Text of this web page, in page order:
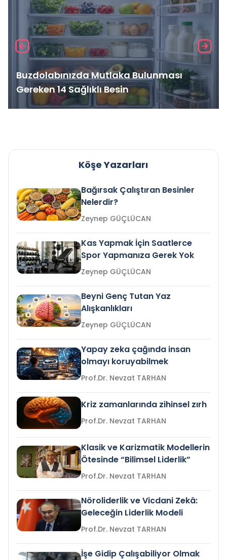
Buzdolabınızda Mutlaka Bulunması
Gereken 14 Sağlıklı Besin
Köşe Yazarları
Bağırsak Çalıştıran Besinler
Nelerdir?
Zeynep GÜÇLÜCAN
Kas Yapmak İçin Saatlerce
Spor Yapmanıza Gerek Yok
Zeynep GÜÇLÜCAN
Beyni Genç Tutan Yaz
Alışkanlıkları
Zeynep GÜÇLÜCAN
Yapay zeka çağında insan
olmayı koruyabilmek
Prof.Dr. Nevzat TARHAN
Kriz zamanlarında zihinsel zırh
Prof.Dr. Nevzat TARHAN
Klasik ve Karizmatik Modellerin
Ötesinde “Bilimsel Liderlik”
Prof.Dr. Nevzat TARHAN
Nöroliderlik ve Vicdani Zekâ:
Geleceğin Liderlik Modeli
Prof.Dr. Nevzat TARHAN
İşe Gidip Çalışabiliyor Olmak